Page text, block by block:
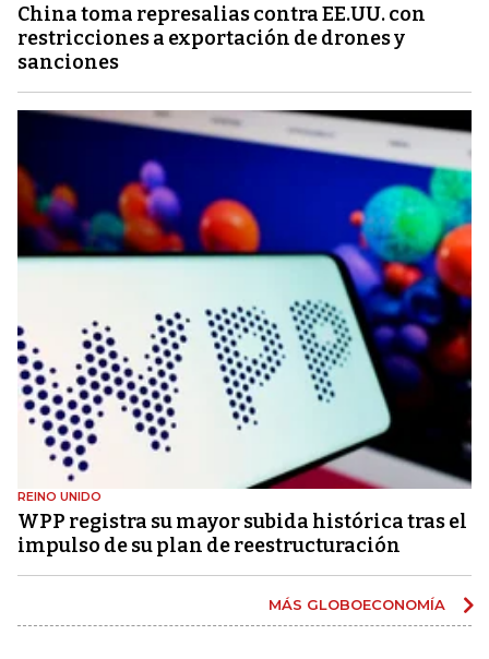
China toma represalias contra EE.UU. con
restricciones a exportación de drones y
sanciones
REINO UNIDO
WPP registra su mayor subida histórica tras el
impulso de su plan de reestructuración
MÁS GLOBOECONOMÍA